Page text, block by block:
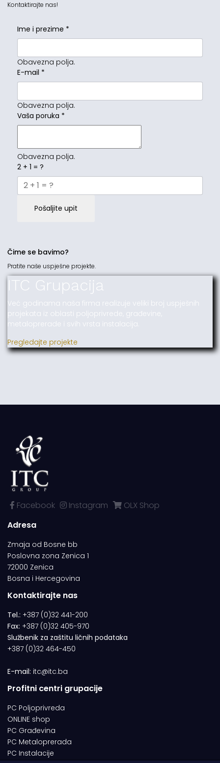
Kontaktirajte nas!
Ime i prezime *
Obavezna polja.
E-mail *
Obavezna polja.
Vaša poruka *
Obavezna polja.
2 + 1 = ?
Pošaljite upit
Čime se bavimo?
Pratite naše uspješne projekte.
ITC Grupacija
Već godinama naša firma realizuje veliki broj uspješnih
projekata iz oblasti poljoprivrede, građevine,
metaloprerade i svih vrsta instalacija.
Pregledajte projekte
Facebook Instagram
OLX Shop
Adresa
Zmaja od Bosne bb
Poslovna zona Zenica 1
72000 Zenica
Bosna i Hercegovina
Kontaktirajte nas
Tel.: +387 (0)32 441-200
Fax: +387 (0)32 405-970
Službenik za zaštitu ličnih podataka
+387 (0)32 464-450
E-mail: itc@itc.ba
Profitni centri grupacije
PC Poljoprivreda
ONLINE shop
PC Građevina
PC Metaloprerada
PC Instalacije